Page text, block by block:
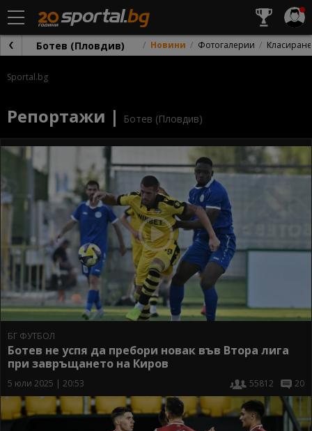
Ботев (Пловдив) Новини Фотогалерии Класиране
Sportal.bg
Репортажи | Ботев (Пловдив)
БГ ФУТБОЛ
Ботев не успя да пребори новак във Втора лига
при завръщането на Киров
5 юли 2025 | 20:53 55812 20